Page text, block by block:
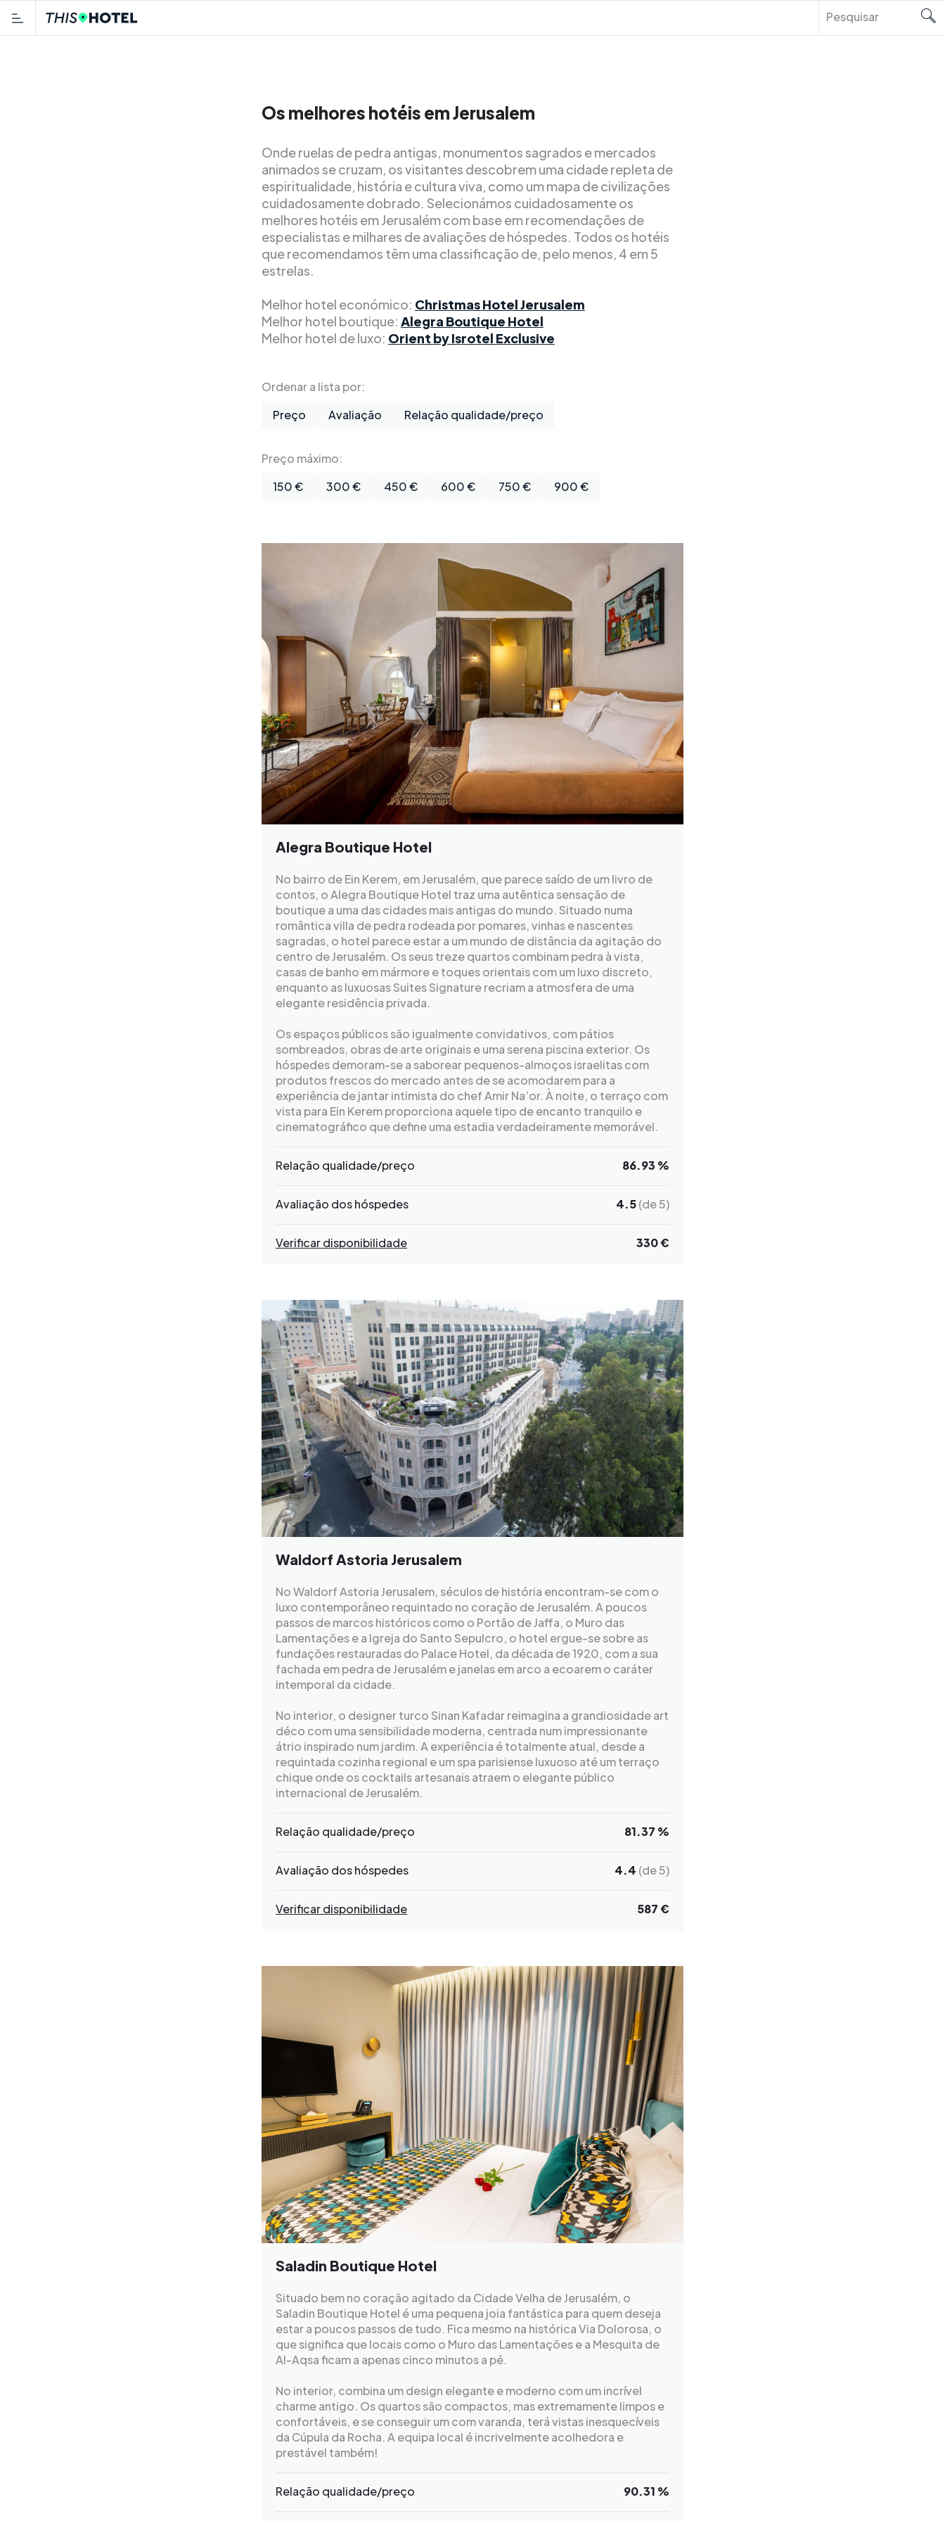
Os melhores hotéis em Jerusalem
Onde ruelas de pedra antigas, monumentos sagrados e mercados
animados se cruzam, os visitantes descobrem uma cidade repleta de
espiritualidade, história e cultura viva, como um mapa de civilizações
cuidadosamente dobrado. Selecionámos cuidadosamente os
melhores hotéis em Jerusalém com base em recomendações de
especialistas e milhares de avaliações de hóspedes. Todos os hotéis
que recomendamos têm uma classificação de, pelo menos, 4 em 5
estrelas.
Melhor hotel económico: Christmas Hotel Jerusalem
Melhor hotel boutique: Alegra Boutique Hotel
Melhor hotel de luxo: Orient by Isrotel Exclusive
Ordenar a lista por:
Preço
Avaliação Relação qualidade/preço
Preço máximo:
150 €
300 € 450 € 600 € 750 € 900 €
Alegra Boutique Hotel
No bairro de Ein Kerem, em Jerusalém, que parece saído de um livro de
contos, o Alegra Boutique Hotel traz uma autêntica sensação de
boutique a uma das cidades mais antigas do mundo. Situado numa
romântica villa de pedra rodeada por pomares, vinhas e nascentes
sagradas, o hotel parece estar a um mundo de distância da agitação do
centro de Jerusalém. Os seus treze quartos combinam pedra à vista,
casas de banho em mármore e toques orientais com um luxo discreto,
enquanto as luxuosas Suites Signature recriam a atmosfera de uma
elegante residência privada.
Os espaços públicos são igualmente convidativos, com pátios
sombreados, obras de arte originais e uma serena piscina exterior. Os
hóspedes demoram-se a saborear pequenos-almoços israelitas com
produtos frescos do mercado antes de se acomodarem para a
experiência de jantar intimista do chef Amir Na’or. À noite, o terraço com
vista para Ein Kerem proporciona aquele tipo de encanto tranquilo e
cinematográfico que define uma estadia verdadeiramente memorável.
Relação qualidade/preço 86.93 %
Avaliação dos hóspedes 4.5(de 5)
Verificar disponibilidade 330 €
Waldorf Astoria Jerusalem
No Waldorf Astoria Jerusalem, séculos de história encontram-se com o
luxo contemporâneo requintado no coração de Jerusalém. A poucos
passos de marcos históricos como o Portão de Jaffa, o Muro das
Lamentações e a Igreja do Santo Sepulcro, o hotel ergue-se sobre as
fundações restauradas do Palace Hotel, da década de 1920, com a sua
fachada em pedra de Jerusalém e janelas em arco a ecoarem o caráter
intemporal da cidade.
No interior, o designer turco Sinan Kafadar reimagina a grandiosidade art
déco com uma sensibilidade moderna, centrada num impressionante
átrio inspirado num jardim. A experiência é totalmente atual, desde a
requintada cozinha regional e um spa parisiense luxuoso até um terraço
chique onde os cocktails artesanais atraem o elegante público
internacional de Jerusalém.
Relação qualidade/preço 81.37 %
Avaliação dos hóspedes 4.4 (de 5)
Verificar disponibilidade 587 €
Saladin Boutique Hotel
Situado bem no coração agitado da Cidade Velha de Jerusalém, o
Saladin Boutique Hotel é uma pequena joia fantástica para quem deseja
estar a poucos passos de tudo. Fica mesmo na histórica Via Dolorosa, o
que significa que locais como o Muro das Lamentações e a Mesquita de
Al-Aqsa ficam a apenas cinco minutos a pé.
No interior, combina um design elegante e moderno com um incrível
charme antigo. Os quartos são compactos, mas extremamente limpos e
confortáveis, e se conseguir um com varanda, terá vistas inesquecíveis
da Cúpula da Rocha. A equipa local é incrivelmente acolhedora e
prestável também!
Relação qualidade/preço 90.31 %